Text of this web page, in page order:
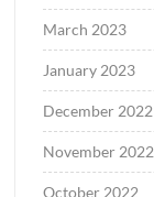
March 2023
January 2023
December 2022
November 2022
October 2022